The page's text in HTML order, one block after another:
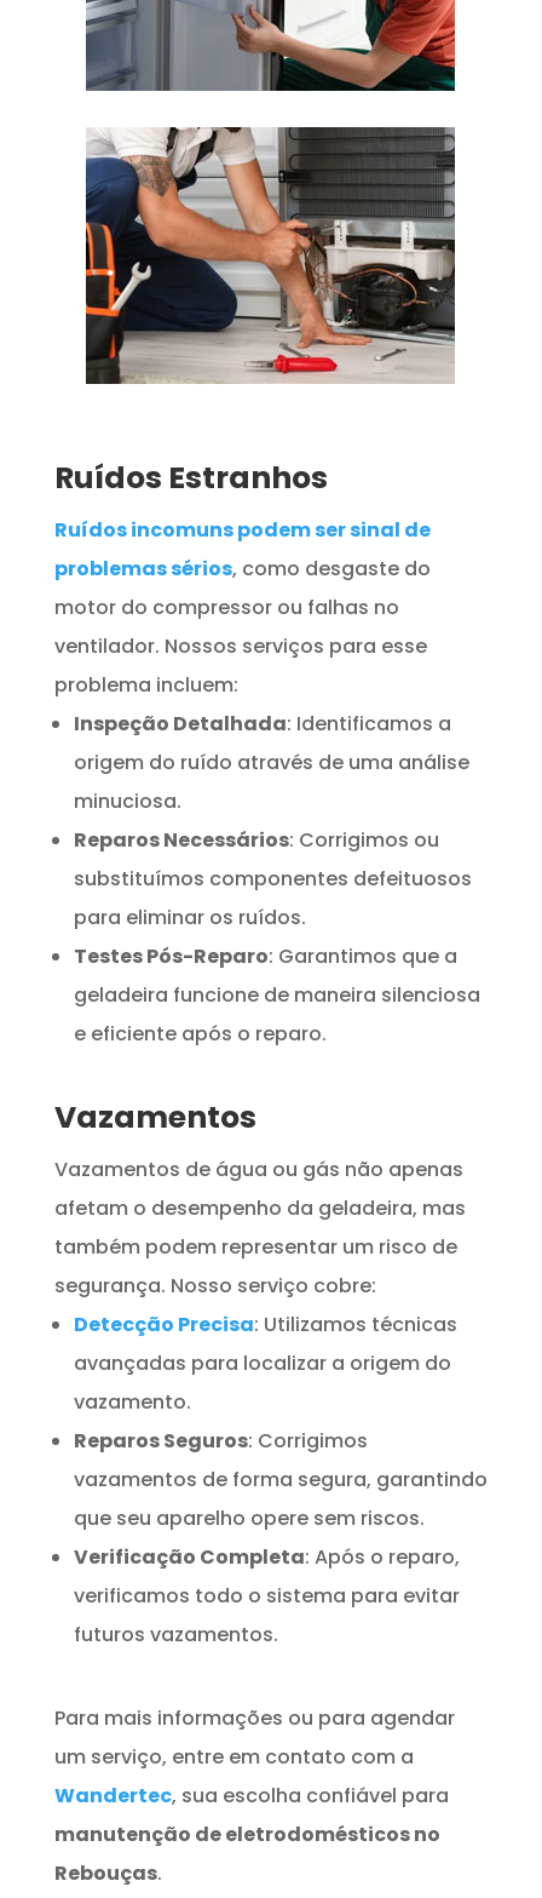
Ruídos Estranhos
Ruídos incomuns podem ser sinal de
problemas sérios, como desgaste do
motor do compressor ou falhas no
ventilador. Nossos serviços para esse
problema incluem:
Inspeção Detalhada: Identificamos a
origem do ruído através de uma análise
minuciosa.
Reparos Necessários: Corrigimos ou
substituímos componentes defeituosos
para eliminar os ruídos.
Testes Pós-Reparo: Garantimos que a
geladeira funcione de maneira silenciosa
e eficiente após o reparo.
Vazamentos
Vazamentos de água ou gás não apenas
afetam o desempenho da geladeira, mas
também podem representar um risco de
segurança. Nosso serviço cobre:
Detecção Precisa: Utilizamos técnicas
avançadas para localizar a origem do
vazamento.
Reparos Seguros: Corrigimos
vazamentos de forma segura, garantindo
que seu aparelho opere sem riscos.
Verificação Completa: Após o reparo,
verificamos todo o sistema para evitar
futuros vazamentos.
Para mais informações ou para agendar
um serviço, entre em contato com a
Wandertec, sua escolha confiável para
manutenção de eletrodomésticos no
Rebouças.